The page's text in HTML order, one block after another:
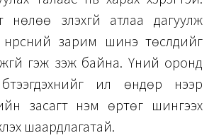
нөлөө үзүүлэхгүй атлаа дагуулж
зарим шинэ төслүүдийг
гэж үзэж байна. Үүний оронд
илүү өндөр үнээр
засагт нэмүү өртөг шингээх
шаардлагатай.